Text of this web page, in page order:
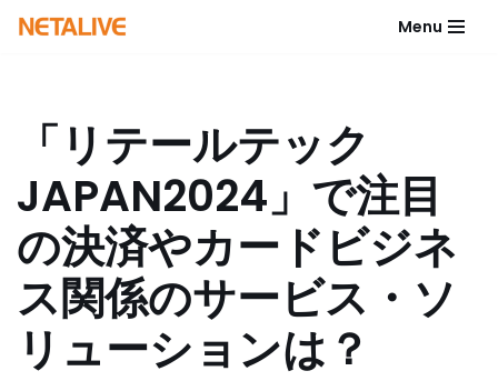
キ
プ
Menu
「リテールテック
JAPAN2024」で注目
の決済やカードビジネ
ス関係のサービス・ソ
リューションは？